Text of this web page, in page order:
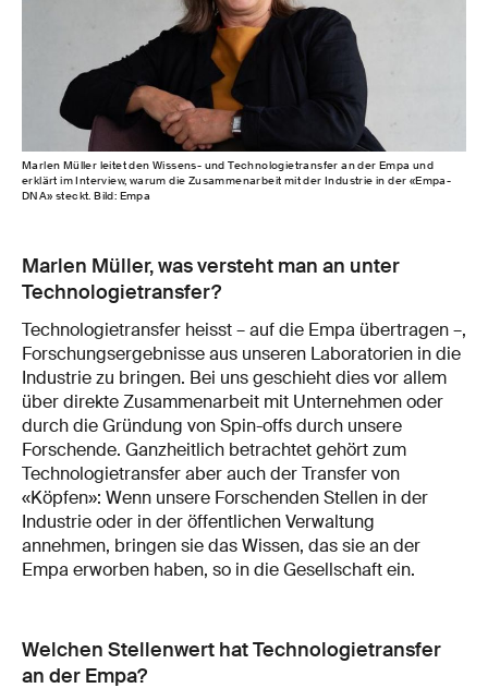
Marlen Müller leitet den Wissens- und Technologietransfer an der Empa und
erklärt im Interview, warum die Zusammenarbeit mit der Industrie in der «Empa-
DNA» steckt. Bild: Empa
Marlen Müller, was versteht man an unter
Technologietransfer?
Technologietransfer heisst – auf die Empa übertragen –,
Forschungsergebnisse aus unseren Laboratorien in die
Industrie zu bringen. Bei uns geschieht dies vor allem
über direkte Zusammenarbeit mit Unternehmen oder
durch die Gründung von Spin-offs durch unsere
Forschende. Ganzheitlich betrachtet gehört zum
Technologietransfer aber auch der Transfer von
«Köpfen»: Wenn unsere Forschenden Stellen in der
Industrie oder in der öffentlichen Verwaltung
annehmen, bringen sie das Wissen, das sie an der
Empa erworben haben, so in die Gesellschaft ein.
Welchen Stellenwert hat Technologietransfer
an der Empa?